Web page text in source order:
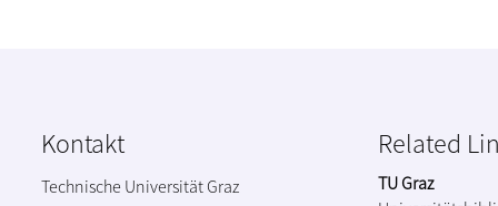
Kontakt
Technische Universität Graz
Related
TU Graz